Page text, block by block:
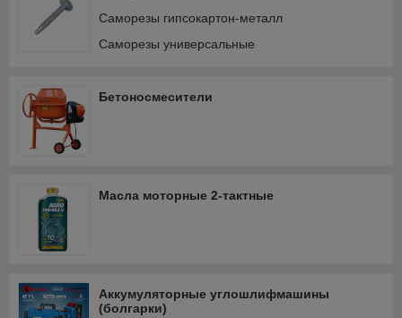
Саморезы гипсокартон-металл
Саморезы универсальные
Бетоносмесители
Масла моторные 2-тактные
Аккумуляторные углошлифмашины
(болгарки)